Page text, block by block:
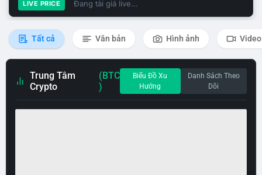
LIVE PRICE Đang tải giá live...
Tất cả Văn bản Hình ảnh Video
Trung Tâm
Crypto
(BTC
)
Biểu Đồ Xu
Hướng
Danh Sách Theo
Dõi